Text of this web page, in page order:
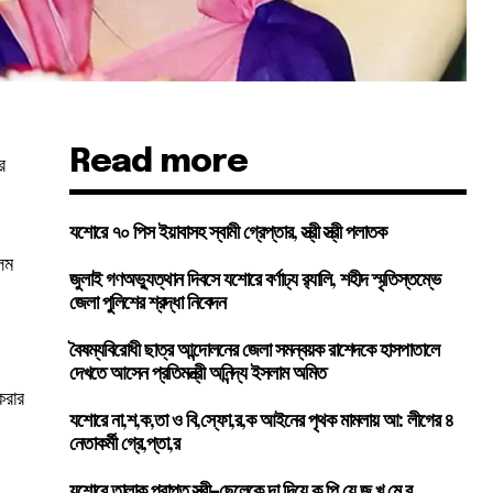
Read more
যশোরে ৭০ পিস ইয়াবাসহ স্বামী গ্রেপ্তার, স্ত্রী স্ত্রী পলাতক
জুলাই গণঅভ্যুত্থান দিবসে যশোরে বর্ণাঢ্য র‍্যালি, শহীদ স্মৃতিস্তম্ভে
জেলা পুলিশের শ্রদ্ধা নিবেদন
বৈষম্যবিরোধী ছাত্র আন্দোলনের জেলা সমন্বয়ক রাশেদকে হাসপাতালে
দেখতে আসেন প্রতিমন্ত্রী অনিন্দ্য ইসলাম অমিত
যশোরে না,শ,ক,তা ও বি,স্ফো,র,ক আইনের পৃথক মামলায় আ: লীগের ৪
নেতাকর্মী গ্রে,প্তা,র